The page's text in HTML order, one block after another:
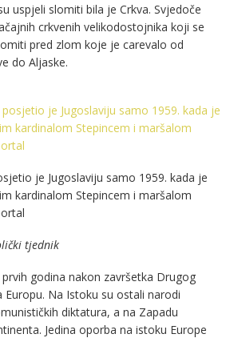
uspjeli slomiti bila je Crkva. Svjedoče
crkvenih velikodostojnika koji se
pred zlom koje je carevalo od
do Aljaske.
je Jugoslaviju samo 1959. kada je
kardinalom Stepincem i maršalom
tjednik
godina nakon završetka Drugog
Na Istoku su ostali narodi
diktatura, a na Zapadu
Jedina oporba na istoku Europe